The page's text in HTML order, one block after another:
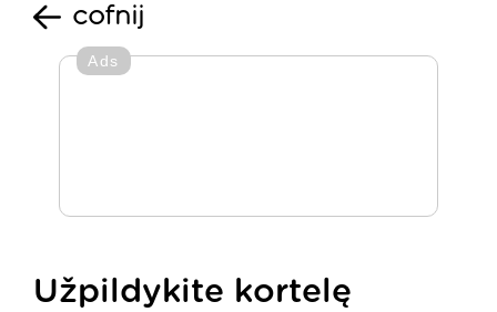
cofnij
Ads
Užpildykite kortelę